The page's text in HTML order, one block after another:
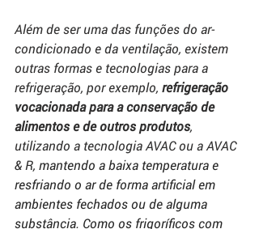
Além de ser uma das funções do ar-
condicionado e da ventilação, existem
outras formas e tecnologias para a
refrigeração, por exemplo, refrigeração
vocacionada para a conservação de
alimentos e de outros produtos,
utilizando a tecnologia AVAC ou a AVAC
& R, mantendo a baixa temperatura e
resfriando o ar de forma artificial em
ambientes fechados ou de alguma
substância. Como os frigoríficos com